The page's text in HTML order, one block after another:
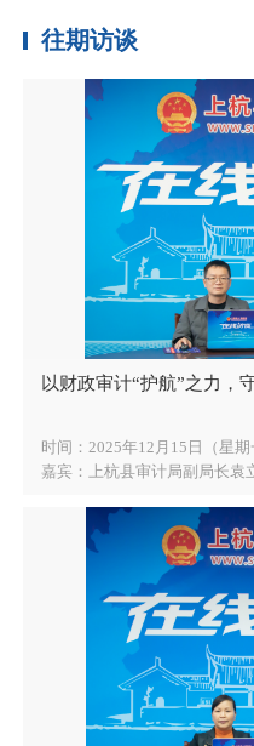
往期访谈
以财政审计“护航”之力，
时间：2025年12月15日（星期
嘉宾：上杭县审计局副局长袁